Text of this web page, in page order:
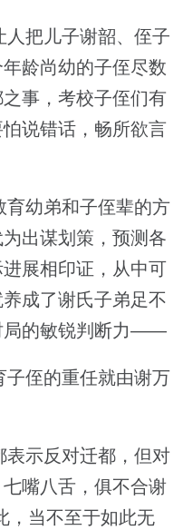
把儿子谢韶、侄子
龄尚幼的子侄尽数
事，考校子侄们有
说错话，畅所欲言
幼弟和子侄辈的方
出谋划策，预测各
展相印证，从中可
成了谢氏子弟足不
局的敏锐判断力——
侄的重任就由谢万
示反对迁都，但对
嘴八舌，俱不合谢
，当不至于如此无